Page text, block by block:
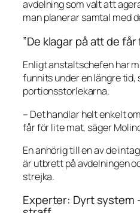
avdelning som valt att
man planerar samtal med
”De klagar på att de får
Enligt anstaltschefen har
funnits under en längre
portionsstorlekarna.
– Det handlar helt enkelt
får för lite mat, säger
En anhörig till en av de
är utbrett på avdelningen
strejka.
Experter: Dyrt system